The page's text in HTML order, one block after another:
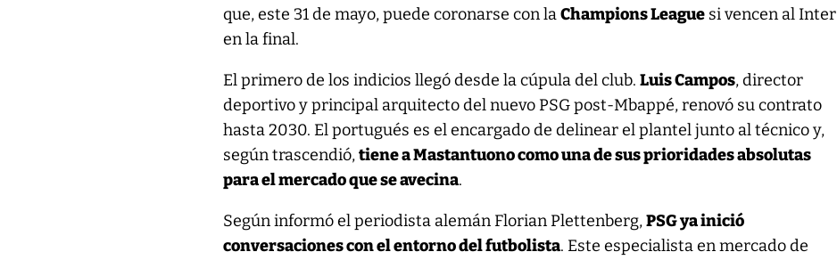
que, este 31 de mayo, puede coronarse con laChampions League si vencen al Inter
en la final.
El primero de los indicios llegó desde la cúpula del club.Luis Campos, director
deportivo y principal arquitecto del nuevo PSG post-Mbappé, renovó su contrato
hasta 2030. El portugués es el encargado de delinear el plantel junto al técnico y,
según trascendió,tiene a Mastantuono como una de sus prioridades absolutas
para el mercado que se avecina.
Según informó el periodista alemán Florian Plettenberg,PSG ya inició
conversaciones con el entorno del futbolista. Este especialista en mercado de